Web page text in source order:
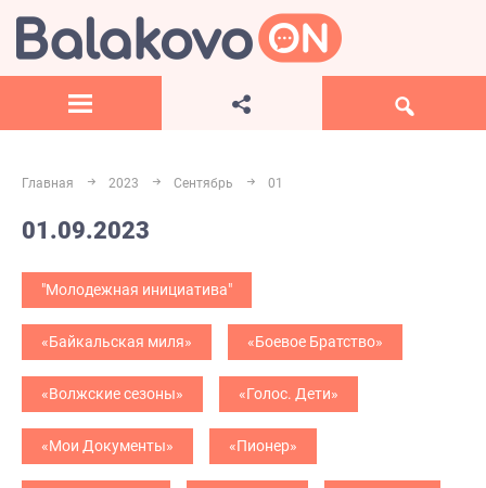
Главная 2023 Сентябрь 01
01.09.2023
"Молодежная инициатива"
«Байкальская миля» «Боевое Братство»
«Волжские сезоны» «Голос. Дети»
«Мои Документы» «Пионер»